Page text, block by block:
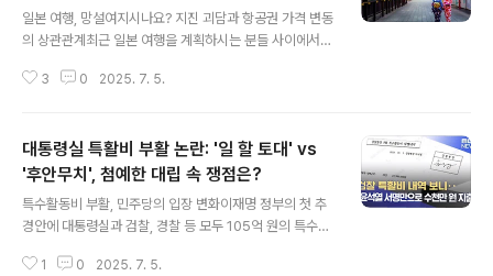
일본 여행, 망설여지시나요? 지진 괴담과 항공권 가격 변동
의 상관관계최근 일본 여행을 계획하시는 분들 사이에서
이는 분들이 늘고 있습니다. 하지만, 이러한 괴담으로 인해
구할 수 있다는 소식이 들려오면서, 여행객들의 관심이 쏠
리고 있습니다. 작년 왕복 40만원대, 지금은 편도 5만원!
항공권 가격 변동의 비밀여행업계에 따르면, 4일 출발 기
준 인천발 나리타행 저비용항공사(LCC)의 편도 항공권이
5만~7만원 수준으로 조사되었습니다. 놀랍게도, 작년 같
은 시기에는 왕복 항공권이 40만원대였다는 것을 감안하
3 0 2025. 7. 5.
대통령실 특활비 부활 논란: '일 할 토대' vs
'후안무치', 첨예한 대립 속 쟁점은?
특수활동비 부활, 민주당의 입장 변화이재명 정부의 첫 추
경안에 대통령실과 검찰, 경찰 등 모두 105억 원의 특수활
당 예산을 전액 삭감했으나, 집권 후 입장을 바꿔 특활비 부
1 0 2025. 7. 5.